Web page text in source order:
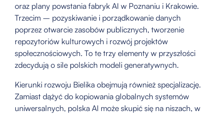
oraz plany powstania fabryk AI w Poznaniu i Krakowie.
Trzecim – pozyskiwanie i porządkowanie danych
poprzez otwarcie zasobów publicznych, tworzenie
repozytoriów kulturowych i rozwój projektów
społecznościowych. To te trzy elementy w przyszłości
zdecydują o sile polskich modeli generatywnych.
Kierunki rozwoju Bielika obejmują również specjalizację.
Zamiast dążyć do kopiowania globalnych systemów
uniwersalnych, polska AI może skupić się na niszach, w